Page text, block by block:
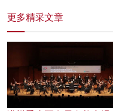
更多精采文章